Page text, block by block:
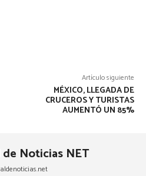
Artículo siguiente
MÉXICO, LLEGADA DE
CRUCEROS Y TURISTAS
AUMENTÓ UN 85%
Noticias NET